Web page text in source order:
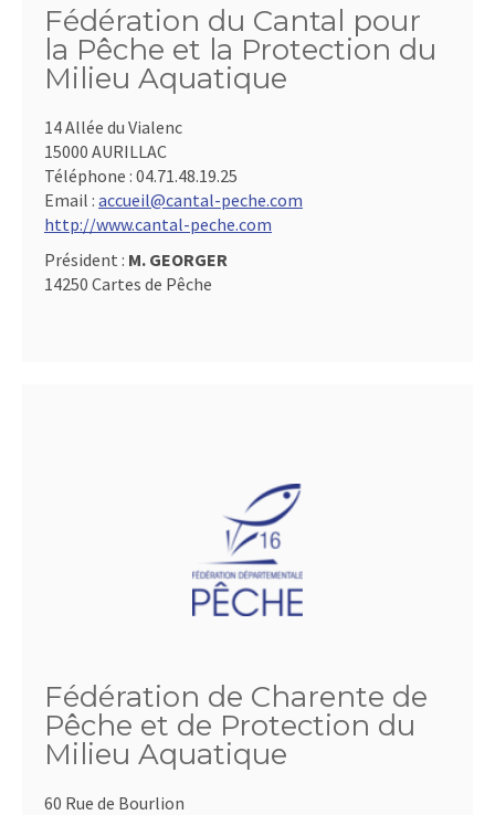
Fédération du Cantal pour
la Pêche et la Protection du
Milieu Aquatique
14 Allée du Vialenc
15000 AURILLAC
Téléphone : 04.71.48.19.25
Email : accueil@cantal-peche.com
http://www.cantal-peche.com
Président : M. GEORGER
14250 Cartes de Pêche
Fédération de Charente de
Pêche et de Protection du
Milieu Aquatique
60 Rue de Bourlion